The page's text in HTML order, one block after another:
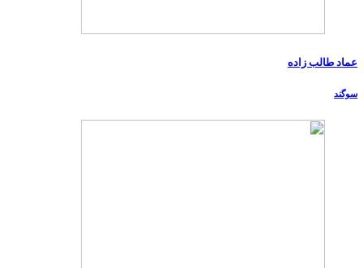
عماد طالب زاده
سوگند